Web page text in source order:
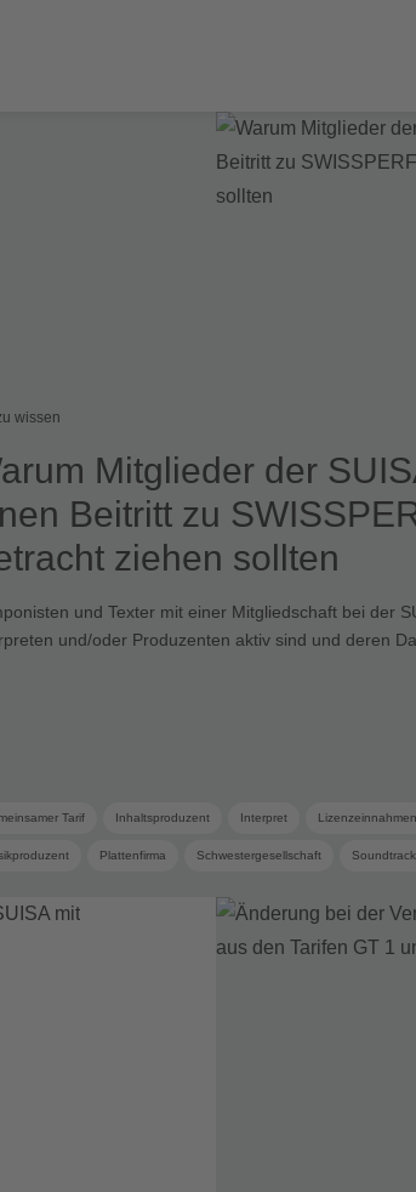
wissen
Mitglieder der
Beitritt zu
ziehen sollten
und Texter mit einer Mitgliedschaft bei der
und/oder Produzenten aktiv sind und deren
Tarif Inhaltsproduzent Interpret Lizenzeinnahmen
Plattenfirma Schwestergesellschaft Soundtrack